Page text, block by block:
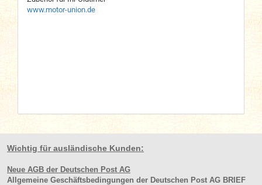
www.motor-union.de
Wichtig für ausländische Kunden:
Neue AGB der Deutschen Post AG
Allgemeine Geschäftsbedingungen der Deutschen Post AG BRIEF